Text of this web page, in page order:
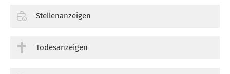
Stellenanzeigen
Todesanzeigen